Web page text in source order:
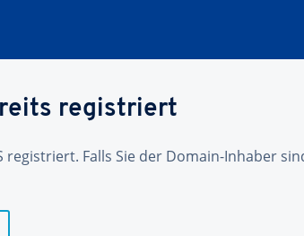
registriert
registriert. Falls Sie der Domain-Inhaber